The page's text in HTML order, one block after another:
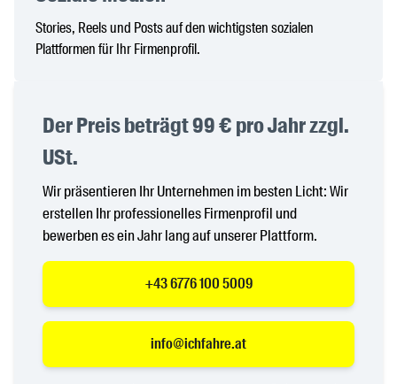
Stories, Reels und Posts auf den wichtigsten sozialen
Plattformen für Ihr Firmenprofil.
Der Preis beträgt 99 € pro Jahr zzgl.
USt.
Wir präsentieren Ihr Unternehmen im besten Licht: Wir
erstellen Ihr professionelles Firmenprofil und
bewerben es ein Jahr lang auf unserer Plattform.
+43 6776 100 5009
info@ichfahre.at